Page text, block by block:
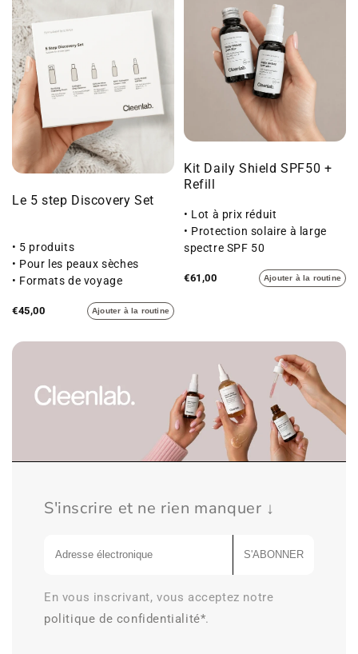
Le 5 step Discovery Set
• 5 produits
• Pour les peaux sèches
• Formats de voyage
€45,00 Ajouter à la routine
Kit Daily Shield SPF50 +
Refill
• Lot à prix réduit
• Protection solaire à large
spectre SPF 50
€61,00 Ajouter à la routine
S'inscrire et ne rien manquer ↓
S'ABONNER
En vous inscrivant, vous acceptez notre
politique de confidentialité*.